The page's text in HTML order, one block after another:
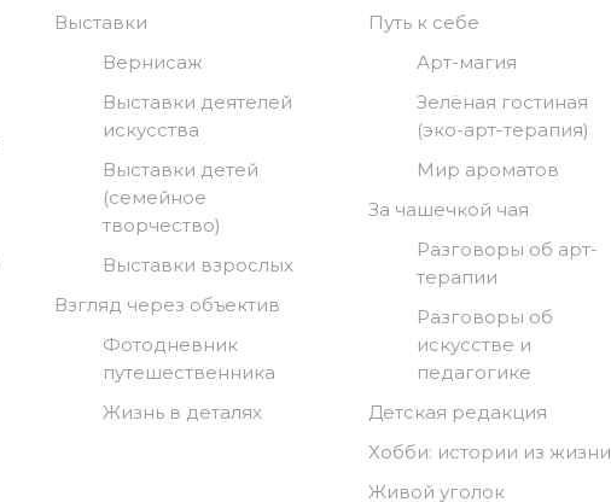
Выставки
Вернисаж
Выставки деятелей
искусства
Выставки детей
(семейное
творчество)
Выставки взрослых
Взгляд через объектив
Фотодневник
путешественника
Жизнь в деталях
Путь к себе
Арт-магия
Зелёная гостиная
(эко-арт-терапия)
Мир ароматов
За чашечкой чая
Разговоры об арт-
терапии
Разговоры об
искусстве и
педагогике
Детская редакция
Хобби: истории из жизни
Живой уголок